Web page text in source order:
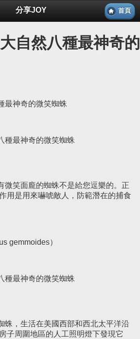
分享JOY 首頁
自然八種最神奇的
最神奇的微笑蜘蛛
微笑面龐的蜘蛛不是給您逗樂的。正
用是用來嚇唬敵人，防範潛在的捕食
gemmoides）
蛛，生活在美國西部和西北太平洋沿
子周圍地區的人工照明燈下發現它